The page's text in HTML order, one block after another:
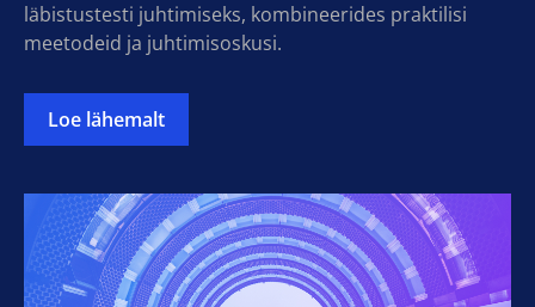
läbistustesti juhtimiseks, kombineerides praktilisi
meetodeid ja juhtimisoskusi.
Loe lähemalt